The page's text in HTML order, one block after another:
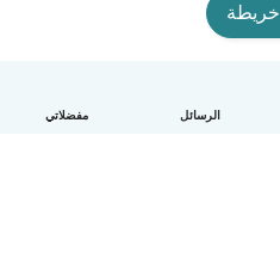
الرسائل مفضلاتي
خريطة